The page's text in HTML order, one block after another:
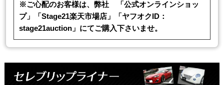
※ご心配のお客様は、弊社 「公式オンラインショッ
プ」「Stage21楽天市場店」「ヤフオクID：
stage21auction」にてご購入下さいませ。